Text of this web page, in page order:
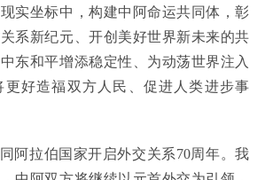
实坐标中，构建中阿命运共同体，彰
系新纪元、开创美好世界新未来的共
东和平增添稳定性、为动荡世界注入
更好造福双方人民、促进人类进步事
拉伯国家开启外交关系70周年。我